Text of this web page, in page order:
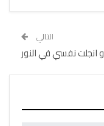
التالي
و انجلت نفسي في النور